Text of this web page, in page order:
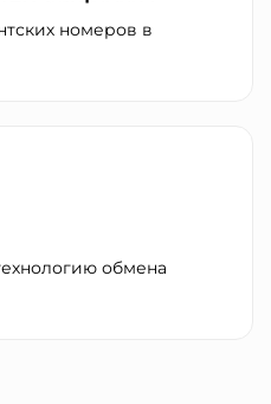
номеров в
обмена